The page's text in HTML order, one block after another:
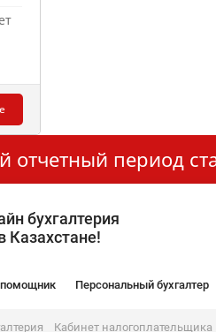
отчетный период
бухгалтерия
Казахстане!
помощник Персональный бухгалтер
Кабинет налогоплательщика